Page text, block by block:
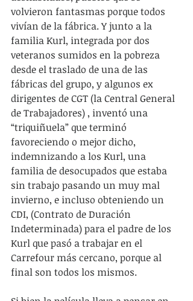
volvieron fantasmas porque todos
vivían de la fábrica. Y junto a la
familia Kurl, integrada por dos
veteranos sumidos en la pobreza
desde el traslado de una de las
fábricas del grupo, y algunos ex
dirigentes de CGT (la Central General
de Trabajadores) , inventó una
“triquiñuela” que terminó
favoreciendo o mejor dicho,
indemnizando a los Kurl, una
familia de desocupados que estaba
sin trabajo pasando un muy mal
invierno, e incluso obteniendo un
CDI, (Contrato de Duración
Indeterminada) para el padre de los
Kurl que pasó a trabajar en el
Carrefour más cercano, porque al
final son todos los mismos.